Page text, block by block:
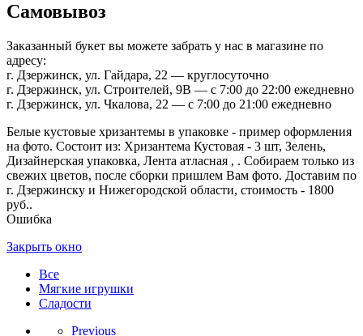
Самовывоз
Заказанный букет вы можете забрать у нас в магазине по
адресу:
г. Дзержинск, ул. Гайдара, 22 — круглосуточно
г. Дзержинск, ул. Строителей, 9В — с 7:00 до 22:00 ежедневно
г. Дзержинск, ул. Чкалова, 22 — с 7:00 до 21:00 ежедневно
Белые кустовые хризантемы в упаковке - пример оформления
на фото. Состоит из: Хризантема Кустовая - 3 шт, Зелень,
Дизайнерская упаковка, Лента атласная , . Собираем только из
свежих цветов, после сборки пришлем Вам фото. Доставим по
г. Дзержинску и Нижегородской области, стоимость - 1800
руб..
Ошибка
Закрыть окно
Все
Мягкие игрушки
Сладости
Previous